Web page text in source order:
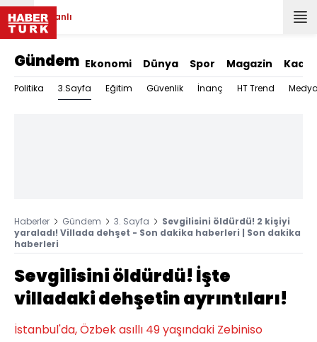
Canlı
Gündem Ekonomi Dünya Spor Magazin Kadın
Politika 3.Sayfa Eğitim Güvenlik İnanç HT Trend
Haberler Gündem 3. Sayfa
Sevgilisini öldürdü! 2 kişiyi
yaraladı! Villada dehşet - Son dakika haberleri | Son dakika
haberleri
Sevgilisini öldürdü! İşte
villadaki dehşetin ayrıntıları!
İstanbul'da, Özbek asıllı 49 yaşındaki Zebiniso